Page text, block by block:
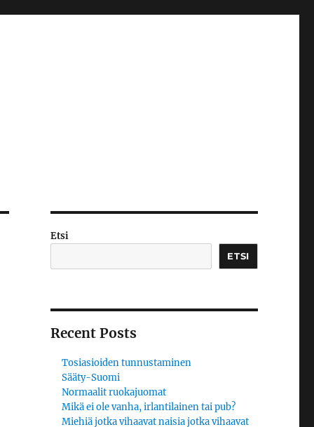
Etsi
ETSI
Recent Posts
Tosiasioiden tunnustaminen
Sääty-Suomi
Normaalit ruokajuomat
Mikä ei ole vanha, irlantilainen tai pub?
Miehiä jotka vihaavat naisia jotka vihaavat